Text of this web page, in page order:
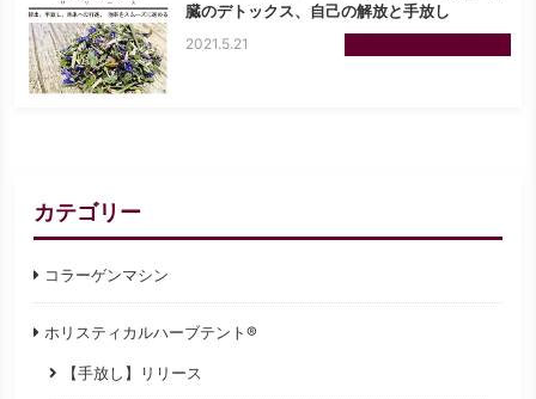
臓のデトックス、自己の解放と手放し
2021.5.21
カテゴリー
コラーゲンマシン
ホリスティカルハーブテント®
【手放し】リリース